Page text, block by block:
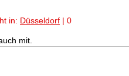
in: Düsseldorf | 0
mit.